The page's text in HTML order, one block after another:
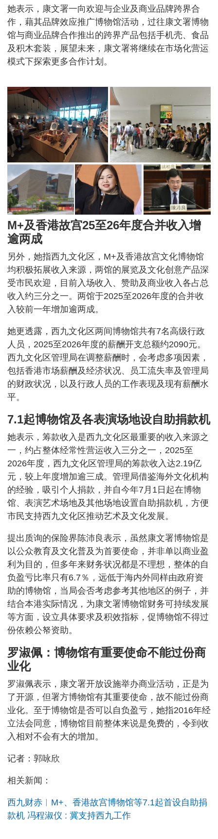
她表示，康文署一向欢迎与企业及商业品牌跨界合
作，藉其品牌效应推广博物馆活动，过往康文署博物
馆与商业品牌合作推出的跨界产品包括手机壳、食品
及积木套装，展望未来，康文署将继续在市场化营运
模式下探索更多合作计划。
M+及香港故宫25至26年度合并收入增
逾两成
另外，她指西九文化区，M+及香港故宫文化博物馆
均积极拓展收入来源，两馆的展览及文化创意产品深
受市民欢迎，目前入场收入、赞助及商业收入各占总
收入约三分之一。两馆于2025至2026年度的合并收
入较前一年增加逾两成。
她更透露，西九文化区两间博物馆共有7名高级行政
人员，2025至2026年度的薪酬开支总额约2090元。
西九文化区管理局在调整薪酬时，会考虑多项因素，
包括香港市场薪酬及经济状况、员工流失率及管理局
的财政状况，以及行政人员的工作表现及现有薪酬水
平。
7.1起博物馆及各表演场地设自助捐款机
她表示，筹款收入是西九文化区最重要的收入来源之
一，约占整体经常性营运收入三分之一，2025至
2026年度，西九文化区管理局的筹款收入达2.19亿
元，较上年度增加逾三成。管理局借鉴海外文化机构
的经验，吸引个人捐款，并自今年7月1日起在博物
馆、表演艺术场地及其他场地设置自助捐款机，方便
市民支持西九文化区推动艺术及文化发展。
提出质询的保险界陈沛良表示，虽然康文署博物馆是
以公众教育及文化普及为首要使命，并非单以商业盈
利为目的，但多年来财务状况都是不理想，整体的自
负盈亏比率只有6.7％，远低于海内外同样由政府资
助的博物馆，当局会否考虑参考其他地区的例子，并
结合本港实际情况，为康文署博物馆财务可持续发展
等方面，设立具体要求及积效指标，促博物馆不得过
份依赖公帑资助。
罗淑佩：博物馆有重要使命不能过份商
业化
罗淑佩表示，康文署开放设施举办商业活动，正是为
了开源，但署方博物馆有其重要使命，故不能过份商
业化。至于博物馆是否可以自负盈亏，她指2016年经
立法会同意，博物馆目前整体来说是免费的，令到收
入相对不会有大的增加。
记者：郭咏欣
相关新闻：
西九财赤︱M+、香港故宫博物馆等7.1起首设自助捐
款机 冯程淑仪 : 冀支持西九工作